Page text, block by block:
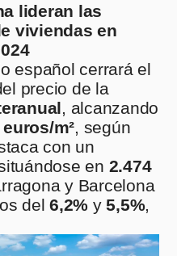
lideran las
viviendas en
español cerrará el
precio de la
, alcanzando
m², según
con un
en 2.474
y Barcelona
del6,2% y5,5%,